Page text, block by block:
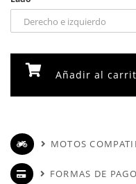
Añadir al
MOTOS
FORMAS DE PAGO